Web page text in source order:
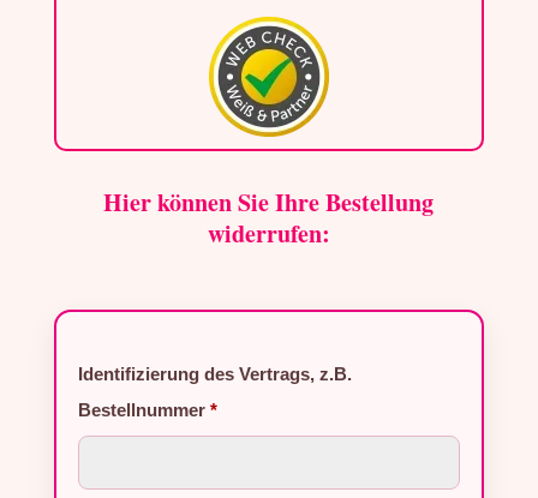
Hier können Sie Ihre Bestellung
widerrufen:
Identifizierung des Vertrags, z.B.
Bestellnummer *